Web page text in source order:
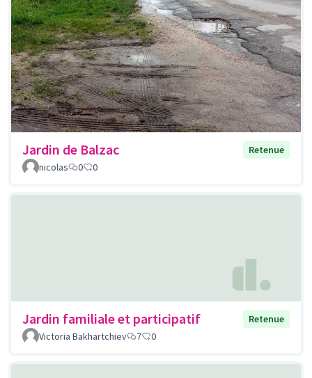
Jardin de Balzac
Retenue
nicolas
0 0
Jardin familiale et participatif
Retenue
Victoria Bakhartchiev
7 0